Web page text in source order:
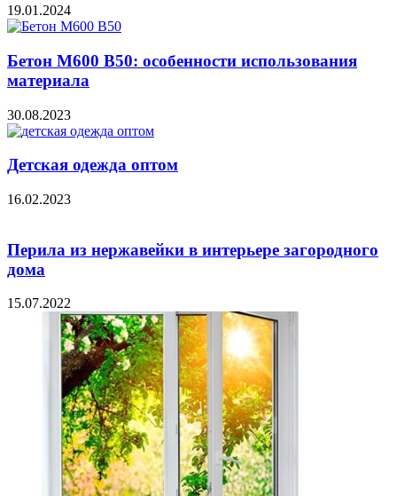
19.01.2024
Бетон М600 В50: особенности использования
материала
30.08.2023
Детская одежда оптом
16.02.2023
Перила из нержавейки в интерьере загородного
дома
15.07.2022